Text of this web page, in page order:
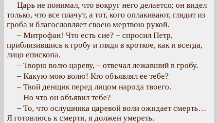
Царь не понимал, что вокруг него делается; он видел
только, что все плачут, а тот, кого оплакивают, глядит из
гроба и благословляет своею мертвою рукой.
– Митрофан! Что есть сие? – спросил Петр,
приблизившись к гробу и глядя в кроткое, как и всегда,
лицо епископа.
– Творю волю цареву, – отвечал лежавший в гробу.
– Какую мою волю! Кто объявлял ее тебе?
– Твой денщик перед лицом народа твоего.
– Но что он объявил тебе?
– То, что ослушника царевой воли ожидает смерть…
Я готовлюсь к смерти, я должен умереть.